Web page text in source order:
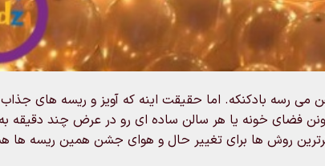
می رسه بادکنکه. اما حقیقت اینه که آویز و ریسه های
فضای خونه یا هر سالن ساده ای رو در عرض چند دقیقه
روش ها برای تغییر حال و هوای جشن همین ریسه ها